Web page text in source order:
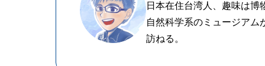
日本在住台湾人、趣味は博
自然科学系のミュージアム
訪ねる。